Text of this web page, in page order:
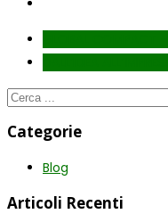
Categorie
Blog
Articoli Recenti